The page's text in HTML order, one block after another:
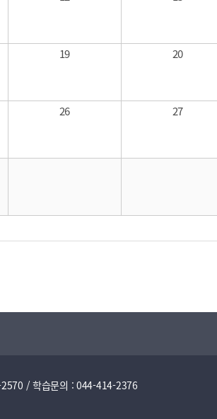
19 20
26 27
/ 학습문의 : 044-414-2376